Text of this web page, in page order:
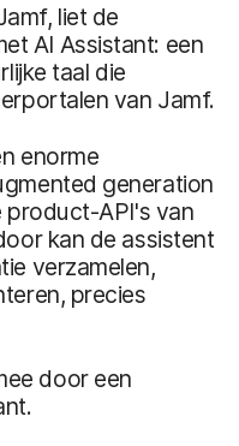
liet de
AI Assistant: een
taal die
van Jamf.
enorme
generation
product-API's van
kan de assistent
verzamelen,
precies
door een